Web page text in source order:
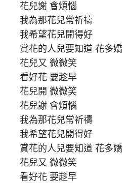
花兒謝 會煩惱
我為那花兒常祈禱
我希望花兒開得好
賞花的人兒要知道 花多嬌
花兒又 微微笑
看好花 要趁早
花兒開 微微笑
花兒謝 會煩惱
我為那花兒常祈禱
我希望花兒開得好
賞花的人兒要知道 花多嬌
花兒又 微微笑
看好花 要趁早